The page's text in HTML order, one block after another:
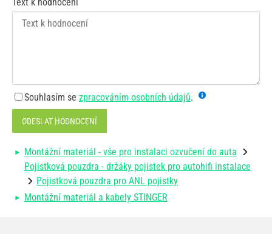
Souhlasím se zpracováním osobních údajů.
ODESLAT HODNOCENÍ
Montážní materiál - vše pro instalaci ozvučení do auta
Pojistková pouzdra - držáky pojistek pro autohifi instalace
Pojistková pouzdra pro ANL pojistky
Montážní materiál a kabely STINGER